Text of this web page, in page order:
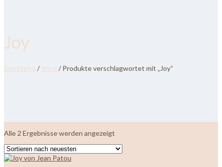
Joy
Startseite / Shop / Produkte verschlagwortet mit „Joy“
Alle 2 Ergebnisse werden angezeigt
sortiert